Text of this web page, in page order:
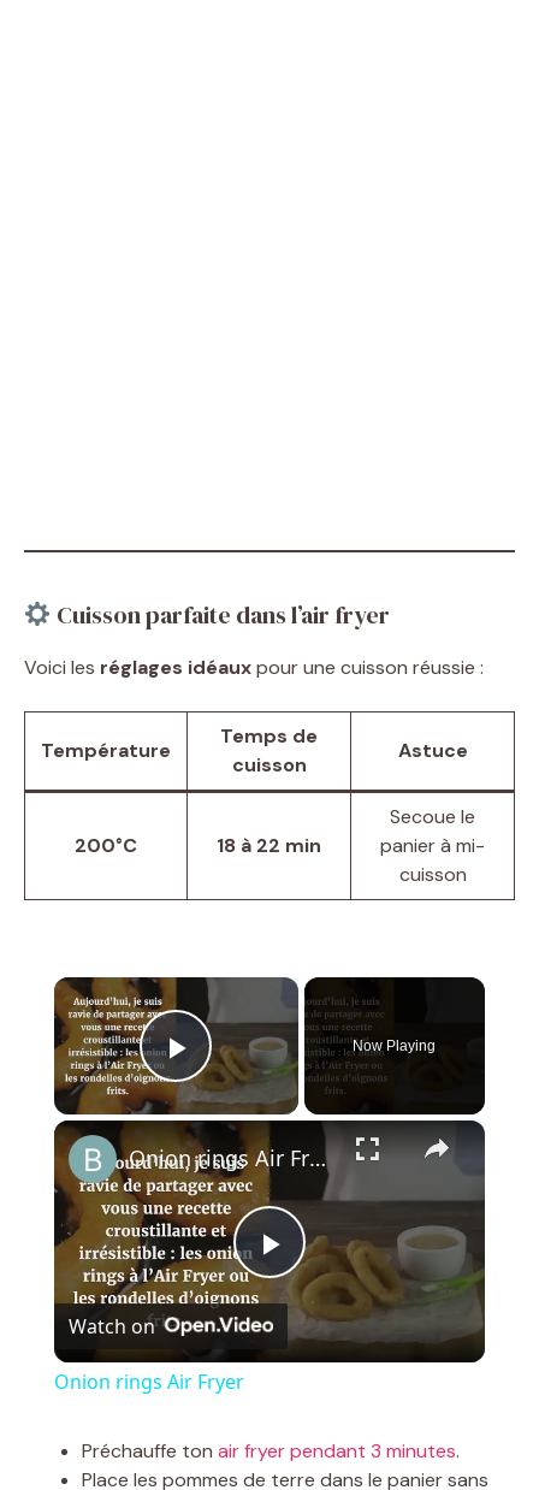
Cuisson parfaite dans l’air fryer
Voici les réglages idéauxpour une cuisson réussie :
Température
Temps de
cuisson
Astuce
200°C 18 à 22 min
Secoue le
panier à mi-
cuisson
×
Play Video
Now Playing
×
P
l
Onion rings Air Fryer
Watch on
Onion rings Air Fryer
Préchauffe ton air fryer pendant 3 minutes.
Place les pommes de terre dans le panier sans